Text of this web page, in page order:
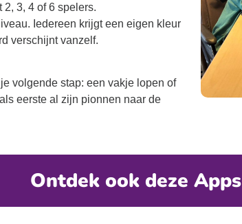
2, 3, 4 of 6 spelers.
Iedereen krijgt een eigen kleur
verschijnt vanzelf.
volgende stap: een vakje lopen of
eerste al zijn pionnen naar de
Ontdek ook deze Apps